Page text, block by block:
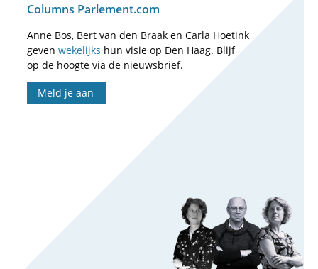
Columns Parlement.com
Anne Bos, Bert van den Braak en Carla Hoetink
geven wekelijks hun visie op Den Haag. Blijf
op de hoogte via de nieuwsbrief.
Meld je aan